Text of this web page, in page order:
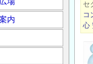
セ
コ
心
内